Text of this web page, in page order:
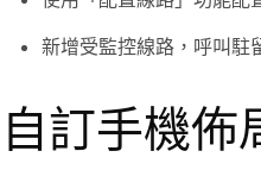
新增受監控線路，呼叫駐
自訂手機佈